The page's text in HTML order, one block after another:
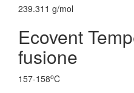
239.311 g/mol
Ecovent
fusione
157-158oC